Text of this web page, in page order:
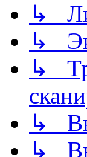
↳
↳
↳
↳
↳